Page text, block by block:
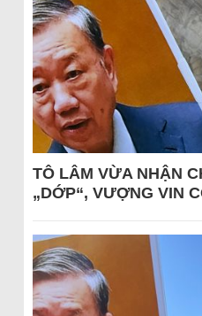
TÔ LÂM VỪA NHẬN
„DỚP“, VƯỢNG VIN